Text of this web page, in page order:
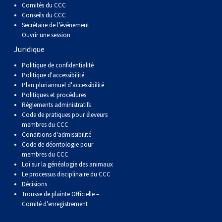
Berger anglais
Berger polonais de plaine
Berger portugais
Puli
Schapendoes néerlandais
Berger Shetland
Chien d’eau espagnol
Vallhund suédois
Chien Ibizan
Lévrier irlandais
Norrbottenspets
Elkhound norvégien
Lundehund norvégien
Otterhound
Petit basset griffon vendéen
Pharaoh Hound
Terrier tibétain
Xoloitzcuintli (moyen)
Xoloïtzcuintli (standard)
Setter irlandais
Épagneul cocker américain
Épagneul d’eau américain
Épagneul bleu de Picardie
Épagneul breton
Épagneul Clumber
Épagneul cocker anglais
Épagneul springer anglais
Terrier de Norwich
Terrier du révérend Russell
Terrier chasseur de rat
Terrier Russell
Schnauzer (nain)
Terrier écossais
Terrier Sealyham
Terrier Skye
Caniche (nain)
Carlin
Petit chien russe
Terrier à poil soyeux
Fox terrier miniature
Terrier de Manchester nain
Xoloitzcuintli (nain)
Terrier du Yorkshire
Grand bouvier suisse
Chien du Groenland
Hovawart
Chien d’ours de Carélie
Komondor
Kuvasz
Leonberger
Mastiff
Top Dogs
Comités du CCC
Conseils du CCC
Secrétaire de l’événement
Ouvrir une session
Juridique
Politique de confidentialité
Politique d'accessibilité
Plan pluriannuel d'accessibilité
Politiques et procédures
Règlements administratifs
Code de pratiques pour éleveurs
membres du CCC
Conditions d'admissibilité
Code de déontologie pour
membres du CCC
Loi sur la généalogie des animaux
Le processus disciplinaire du CCC
Décisions
Trousse de plainte Officielle –
Comité d’enregistrement